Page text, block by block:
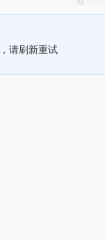
请刷新重试